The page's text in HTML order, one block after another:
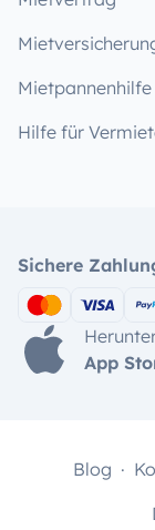
Mietpannenhilfe
Hilfe für
Sichere
App
Blog